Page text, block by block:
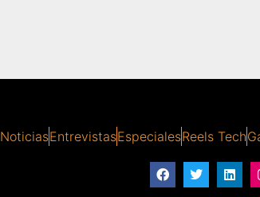
NoticiasEntrevistasEspecialesReels Tech